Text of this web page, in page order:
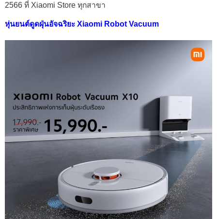
2566 ที่ Xiaomi Store ทุกสาขา
หุ่นยนต์ดูดฝุ่นอัจฉริยะ Xiaomi Robot Vacuum